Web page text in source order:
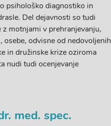
psihološko diagnostiko in
Del dejavnosti so tudi
motnjami v prehranjevanju,
odvisne od nedovoljenih
in družinske krize oziroma
nudi tudi ocenjevanje
med. spec.